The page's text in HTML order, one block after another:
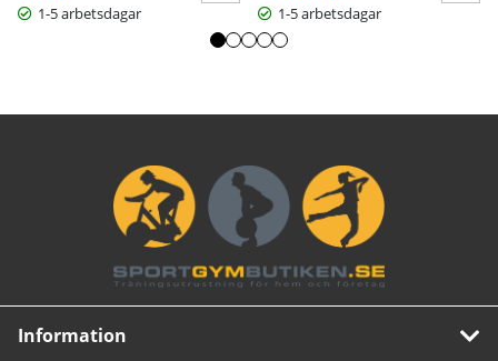
1-5 arbetsdagar
1-5 arbetsdagar
Information